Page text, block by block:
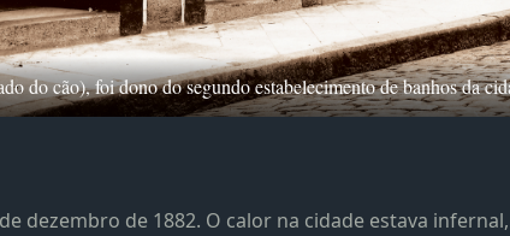
do cão), foi dono do segundo estabelecimento de banhos da
dezembro de 1882. O calor na cidade estava